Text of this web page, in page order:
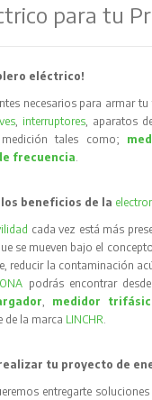
para tu
eléctrico!
necesarios para armar
, interruptores, aparatos
tales como;
frecuencia.
los beneficios de la
cada vez está más
se mueven bajo el
reducir la contaminación
podrás encontrar
, medidor
de la marca LINCHR.
tu proyecto de
entregarte